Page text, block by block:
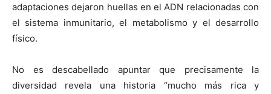
adaptaciones dejaron huellas en el ADN relacionadas con
el sistema inmunitario, el metabolismo y el desarrollo
físico.
No es descabellado apuntar que precisamente la
diversidad revela una historia “mucho más rica y